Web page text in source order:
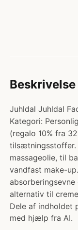
Beskrivelse
Juhldal Juhldal
Kategori:
(regalo 10% fra
tilsætningsstoffer.
massageolie, til
vandfast make-
alternativ til
Dele af indholdet
med hjælp fra AI.